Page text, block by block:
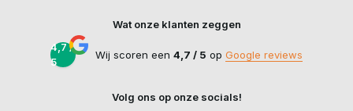
Wat onze klanten zeggen
4,7 /
5
Wij scoren een 4,7 / 5 op Google reviews
Volg ons op onze socials!